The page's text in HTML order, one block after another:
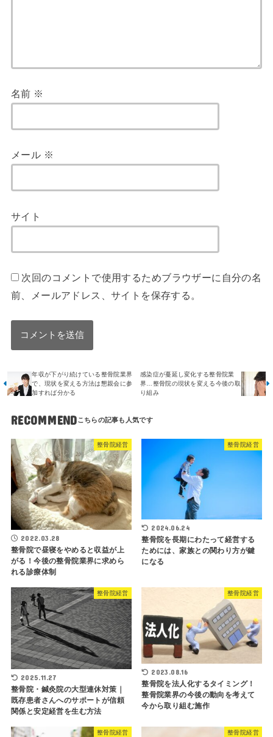
名前 ※
メール ※
サイト
次回のコメントで使用するためブラウザーに自分の名
前、メールアドレス、サイトを保存する。
年収が下がり続けている整骨院業界
で、現状を変える方法は懇親会に参
加すれば分かる
感染症が蔓延し変化する整骨院業
界…整骨院の現状を変える今後の取
り組み
RECOMMEND
整骨院経営
2022.03.28
整骨院で昼寝をやめると収益が上
がる！今後の整骨院業界に求めら
れる診療体制
整骨院経営
2024.06.24
整骨院を長期にわたって経営する
ためには、家族との関わり方が鍵
になる
整骨院経営
2025.11.27
整骨院・鍼灸院の大型連休対策｜
既存患者さんへのサポートが信頼
関係と安定経営を生む方法
整骨院経営
2023.08.16
整骨院を法人化するタイミング！
整骨院業界の今後の動向を考えて
今から取り組む施作
整骨院経営 整骨院経営